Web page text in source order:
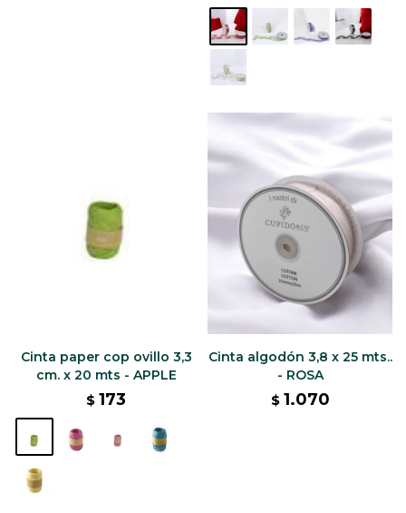
Cinta paper cop ovillo 3,3
cm. x 20 mts - APPLE
$ 173
Cinta algodón 3,8 x 25 mts..
- ROSA
$ 1.070